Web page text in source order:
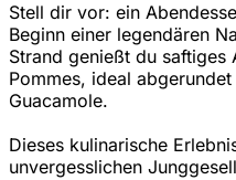
Stell dir vor: ein
Beginn einer legendären
Strand genießt du saftiges
Pommes, ideal
Guacamole.
Dieses kulinarische
unvergesslichen